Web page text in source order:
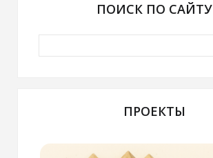
ПОИСК ПО САЙТУ
ПРОЕКТЫ